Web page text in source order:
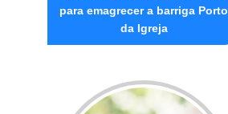
para emagrecer a barriga Porto
da Igreja